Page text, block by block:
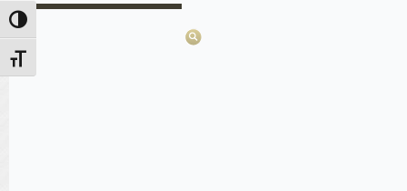
Alternar alto contraste
Alternar tamanho da fonte
Pesquisar